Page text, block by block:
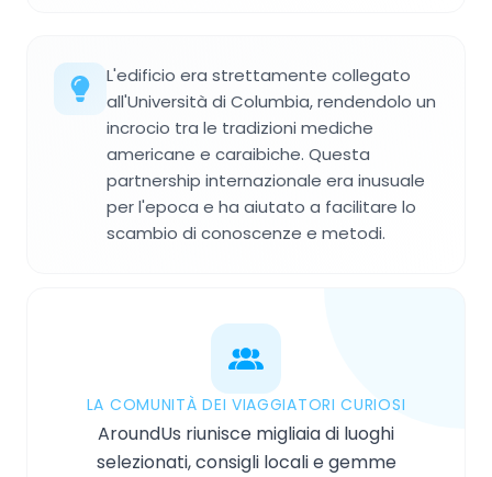
L'edificio era strettamente collegato
all'Università di Columbia, rendendolo un
incrocio tra le tradizioni mediche
americane e caraibiche. Questa
partnership internazionale era inusuale
per l'epoca e ha aiutato a facilitare lo
scambio di conoscenze e metodi.
LA COMUNITÀ DEI VIAGGIATORI CURIOSI
AroundUs riunisce migliaia di luoghi
selezionati, consigli locali e gemme